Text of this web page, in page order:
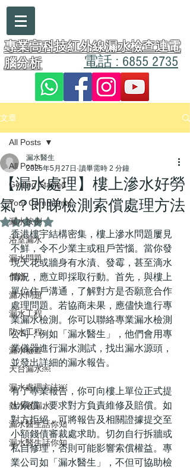
電話 : 6855 2735
專業高科技紅外線漏水檢查連電
腦分析
文章
All Posts
Getting Started
Your Community
漏水按例
浴室漏水
漏水問題
價錢
漏水問題
漏水工程
防水工程
漏水檢查
天台漏水￼
漏水處理方法￼
熱水喉漏水
漏水醫生話你知
漏水醫生話你知
All Posts
【漏水處理】樓上滲水好勞
氣？即睇檢測索償處理方法
漏水醫生
2025年5月27日 讀畢需時 2 分鐘
評等為 NaN（最高為 5 顆星）。
香港樓宇結構密集，樓上滲水問題屢見
不鮮，令不少業主或租戶苦惱。當你發
現天花或牆身有水漬、發霉，甚至滴水
情況，應立即採取行動。首先，與樓上
單位住戶溝通，了解對方是否願意合作
處理問題。若協商未果，應儘快進行專
業漏水檢測。你可以聯絡專業漏水檢測
公司，例如「漏水醫生」，他們會用專
業儀器進行漏水測試，找出漏水源頭，
並發出詳細的漏水報告。
有了專業報告，你可向樓上單位正式提
出索償，要求對方負責維修及賠償。如
對方拒絕，可將報告及相關證據提交至
小額錢債審裁處求助。切勿自行拆牆或
私自修理，否則可能影響索償權益。專
業公司如「漏水醫生」，不但可協助檢